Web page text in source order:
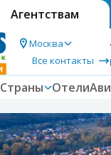
Агентствам
Москва
Все контакты
Страны Отели